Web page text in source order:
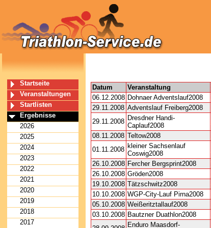
Startseite
Veranstaltungen
Startlisten
Ergebnisse
2026
2025
2024
2023
2022
2021
2020
2019
2018
2017
Datum Veranstaltung
06.12.2008 Dohnaer Adventslauf2008
29.11.2008 Adventslauf Freiberg2008
29.11.2008 Dresdner Handi-
Caplauf2008
08.11.2008 Teltow2008
01.11.2008 kleiner Sachsenlauf
Coswig2008
26.10.2008 Fercher Bergsprint2008
26.10.2008 Gröden2008
19.10.2008 Tätzschwitz2008
10.10.2008 WGP-City-Lauf Pirna2008
05.10.2008 Weißeritztallauf2008
03.10.2008 Bautzner Duathlon2008
Enduro Maasdorf-